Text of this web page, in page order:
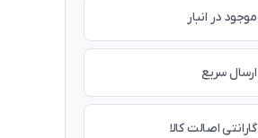
موجود در انبار
ارسال سریع
گارانتی اصالت کالا